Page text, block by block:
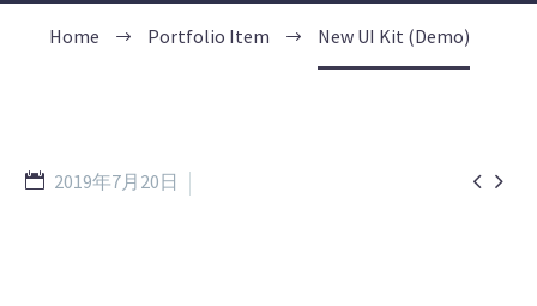
Home Portfolio Item New UI Kit (Demo)
 
2019年7月20日